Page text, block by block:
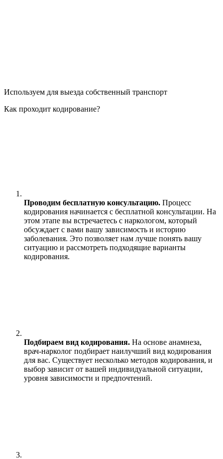
Используем для выезда собственный транспорт
Как проходит кодирование?
Проводим бесплатную консультацию. Процесс
кодирования начинается с бесплатной консультации. На
этом этапе вы встречаетесь с наркологом, который
обсуждает с вами вашу зависимость и историю
заболевания. Это позволяет нам лучше понять вашу
ситуацию и рассмотреть подходящие варианты
кодирования.
Подбираем вид кодирования. На основе анамнеза,
врач-нарколог подбирает наилучший вид кодирования
для вас. Существует несколько методов кодирования, и
выбор зависит от вашей индивидуальной ситуации,
уровня зависимости и предпочтений.